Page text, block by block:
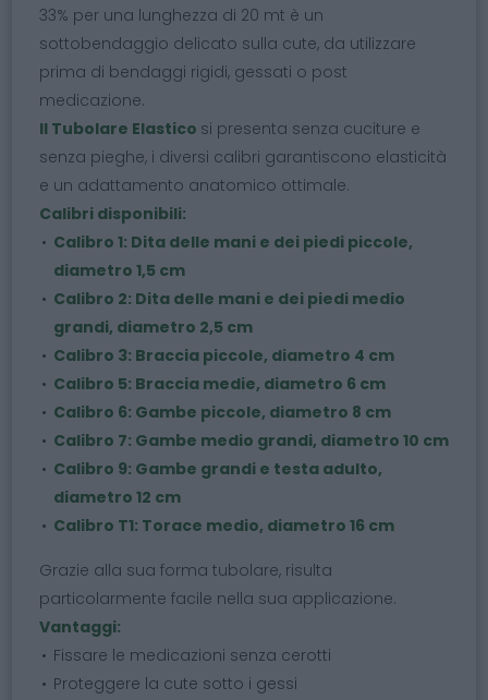
33% per una lunghezza di 20 mt è un
sottobendaggio delicato sulla cute, da utilizzare
prima di bendaggi rigidi, gessati o post
medicazione.
Il Tubolare Elastico si presenta senza cuciture e
senza pieghe, i diversi calibri garantiscono elasticità
e un adattamento anatomico ottimale.
Calibri disponibili:
Calibro 1: Dita delle mani e dei piedi piccole,
diametro 1,5 cm
Calibro 2: Dita delle mani e dei piedi medio
grandi, diametro 2,5 cm
Calibro 3: Braccia piccole, diametro 4 cm
Calibro 5: Braccia medie, diametro 6 cm
Calibro 6: Gambe piccole, diametro 8 cm
Calibro 7: Gambe medio grandi, diametro 10 cm
Calibro 9: Gambe grandi e testa adulto,
diametro 12 cm
Calibro T1: Torace medio, diametro 16 cm
Grazie alla sua forma tubolare, risulta
particolarmente facile nella sua applicazione.
Vantaggi:
Fissare le medicazioni senza cerotti
Proteggere la cute sotto i gessi